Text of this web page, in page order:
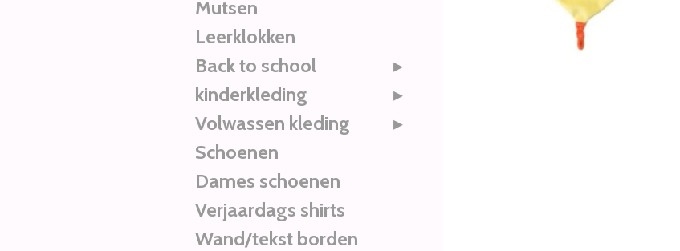
Mutsen
Leerklokken
Back to school
kinderkleding
Volwassen kleding
Schoenen
Dames schoenen
Verjaardags shirts
Wand/tekst borden